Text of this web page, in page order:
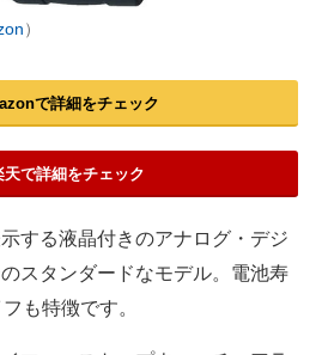
）
で詳細をチェック
天で詳細をチェック
する液晶付きのアナログ・デジ
スタンダードなモデル。電池寿
も特徴です。